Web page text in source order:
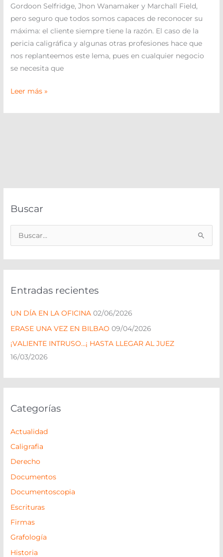
Gordoon Selfridge, Jhon Wanamaker y Marchall Field,
pero seguro que todos somos capaces de reconocer su
máxima: el cliente siempre tiene la razón. El caso de la
pericia caligráfica y algunas otras profesiones hace que
nos replanteemos este lema, pues en cualquier negocio
se necesita que
Leer más »
Buscar
a
p
o
r
:
Entradas recientes
UN DÍA EN LA OFICINA 02/06/2026
ERASE UNA VEZ EN BILBAO 09/04/2026
¡VALIENTE INTRUSO…¡ HASTA LLEGAR AL JUEZ
16/03/2026
Categorías
Actualidad
Caligrafia
Derecho
Documentos
Documentoscopia
Escrituras
Firmas
Grafología
Historia